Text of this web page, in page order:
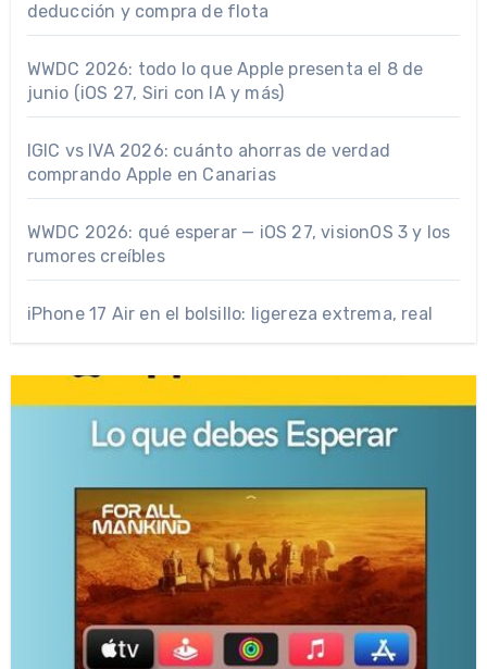
deducción y compra de flota
WWDC 2026: todo lo que Apple presenta el 8 de
junio (iOS 27, Siri con IA y más)
IGIC vs IVA 2026: cuánto ahorras de verdad
comprando Apple en Canarias
WWDC 2026: qué esperar — iOS 27, visionOS 3 y los
rumores creíbles
iPhone 17 Air en el bolsillo: ligereza extrema, real